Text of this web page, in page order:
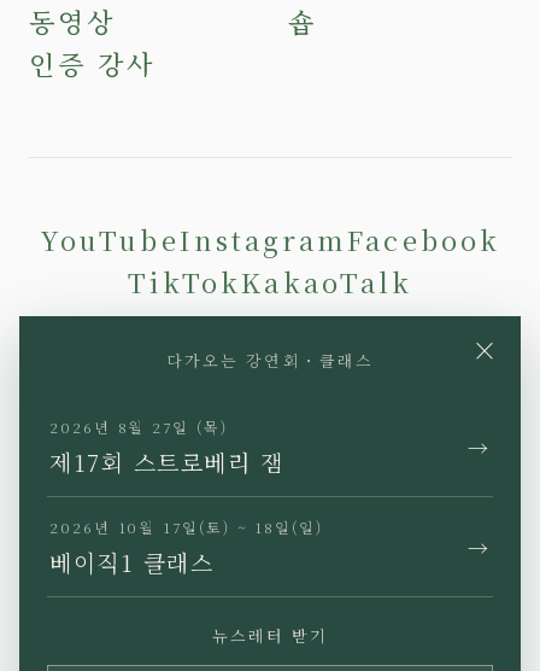
동영상
인증 강사
숍
YouTubeInstagramFacebook
TikTokKakaoTalk
JP EN KR
이용약관
×
다가오는 강연회・클래스
2026년 8월 27일 (목)
제17회 스트로베리 잼 →
2026년 10월 17일(토) ~ 18일(일)
베이직1 클래스 →
뉴스레터 받기